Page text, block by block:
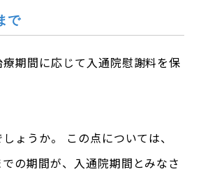
で
期間に応じて入通院慰謝料を保
ょうか。 この点については、
の期間が、入通院期間とみなさ